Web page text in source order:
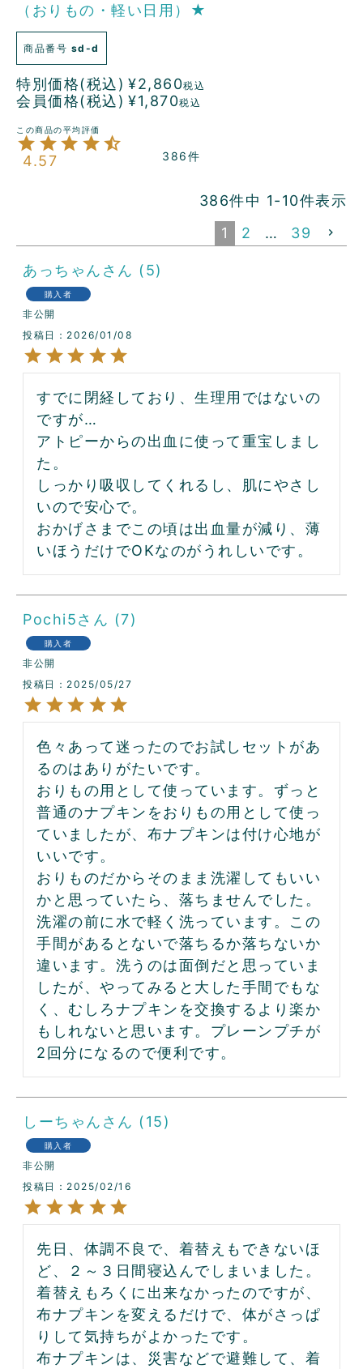
（おりもの・軽い日用）★
商品番号 sd-d
特別価格(税込) ¥2,860税込
会員価格(税込) ¥1,870税込
4.57 386
386件中 1-10件表示
1
2 … 39
あっちゃん 5
購入者
非公開
投稿日
2026/01/08
すでに閉経しており、生理用ではないの
ですが…
アトピーからの出血に使って重宝しまし
た。
しっかり吸収してくれるし、肌にやさし
いので安心で。
おかげさまでこの頃は出血量が減り、薄
いほうだけでOKなのがうれしいです。
Pochi5 7
購入者
非公開
投稿日
2025/05/27
色々あって迷ったのでお試しセットがあ
るのはありがたいです。
おりもの用として使っています。ずっと
普通のナプキンをおりもの用として使っ
ていましたが、布ナプキンは付け心地が
いいです。
おりものだからそのまま洗濯してもいい
かと思っていたら、落ちませんでした。
洗濯の前に水で軽く洗っています。この
手間があるとないで落ちるか落ちないか
違います。洗うのは面倒だと思っていま
したが、やってみると大した手間でもな
く、むしろナプキンを交換するより楽か
もしれないと思います。プレーンプチが
2回分になるので便利です。
しーちゃん 15
購入者
非公開
投稿日
2025/02/16
先日、体調不良で、着替えもできないほ
ど、２～３日間寝込んでしまいました。
着替えもろくに出来なかったのですが、
布ナプキンを変えるだけで、体がさっぱ
りして気持ちがよかったです。
布ナプキンは、災害などで避難して、着